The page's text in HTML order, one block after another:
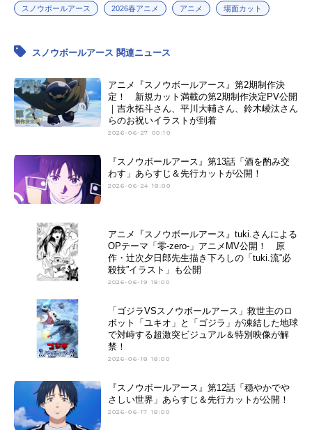
スノウボールアース 2026春アニメ アニメ 場面カット
スノウボールアース 関連ニュース
アニメ『スノウボールアース』第2期制作決
定！ 新規カット満載の第2期制作決定PV公開
｜吉永拓斗さん、平川大輔さん、鈴木崚汰さん
らのお祝いイラストが到着
2026-06-27 00:10
『スノウボールアース』第13話「酒を酌み交
わす」あらすじ＆先行カットが公開！
2026-06-24 18:00
アニメ『スノウボールアース』tuki.さんによる
OPテーマ「零-zero-」アニメMV公開！ 原
作・辻次夕日郎先生描き下ろしの「tuki.流“必
殺技”イラスト」も公開
2026-06-19 18:00
「ゴジラVSスノウボールアース」救世主のロ
ボット「ユキオ」と「ゴジラ」が凍結した地球
で対峙する超激突ビジュアル＆特別映像が解
禁！
2026-06-18 18:00
『スノウボールアース』第12話「穏やかでや
さしい世界」あらすじ＆先行カットが公開！
2026-06-17 18:00